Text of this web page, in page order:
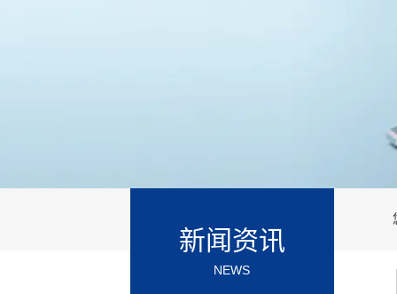
新闻资讯
NEWS